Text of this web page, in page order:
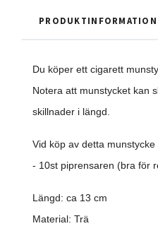
PRODUKTINFORMATION
Du köper ett cigarett
Notera att munstycket kan
skillnader i längd.
Vid köp av detta
- 10st piprensaren (bra för
Längd: ca 13 cm
Material: Trä